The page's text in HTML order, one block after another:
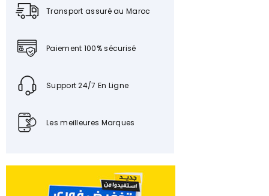
Transport assuré au Maroc
Paiement 100% sécurisé
Support 24/7 En Ligne
Les meilleures Marques